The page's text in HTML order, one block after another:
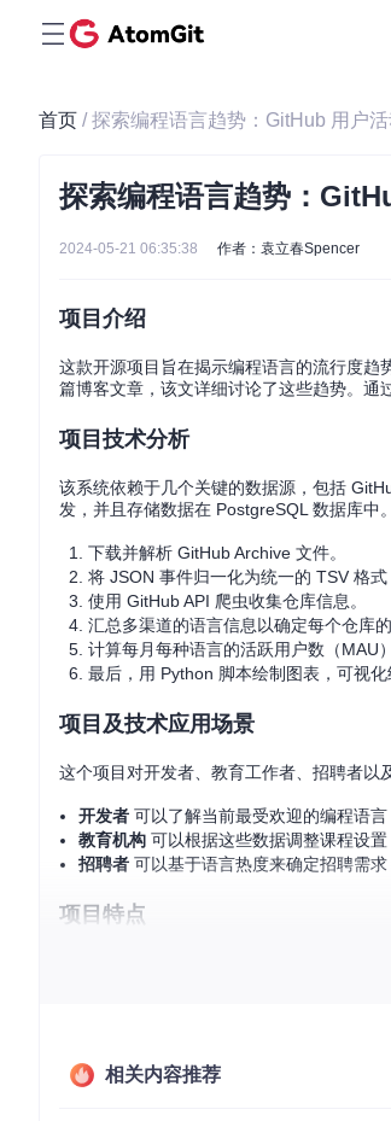
首页 / 探索编程语言趋势：GitHub 用户
探索编程语言趋势：
2024-05-21 06:35:38 作者：袁立春Spencer
项目介绍
这款开源项目旨在揭示编程语言的流行度
篇博客文章，该文详细讨论了这些趋势。通
项目技术分析
该系统依赖于几个关键的数据源，包括
发，并且存储数据在 PostgreSQL 数据库中
下载并解析 GitHub Archive 文件。
将 JSON 事件归一化为统一的 TSV 格式
使用 GitHub API 爬虫收集仓库信息。
汇总多渠道的语言信息以确定每个仓库的
计算每月每种语言的活跃用户数（MAU）
最后，用 Python 脚本绘制图表，可视化
项目及技术应用场景
这个项目对开发者、教育工作者、招聘者以
开发者 可以了解当前最受欢迎的编程语
教育机构 可以根据这些数据调整课程设置
招聘者 可以基于语言热度来确定招聘需求
项目特点
：数据覆盖 6280 万个仓库，涵盖
可视化：直观的折线图展示语言的增减趋
相关内容推荐